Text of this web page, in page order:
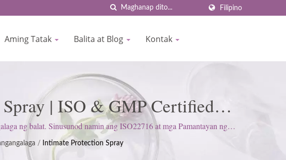
Filipino
Aming Tatak Balita at Blog Kontak
| ISO & GMP Certified
| BIOCROWN
ng balat. Sinusunod namin ang ISO22716 at mga Pamantayan ng
masiyahan ang mga inaasahan ng customer.
/ Intimate Protection Spray